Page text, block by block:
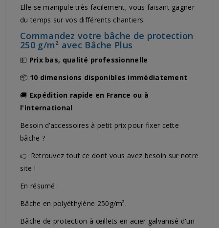
Elle se manipule très facilement, vous faisant gagner
du temps sur vos différents chantiers.
Commandez votre bâche de protection
250 g/m² avec Bâche Plus
💵 Prix bas, qualité professionnelle
📦 10 dimensions disponibles immédiatement
🚚 Expédition rapide en France ou à
l'international
Besoin d’accessoires à petit prix pour fixer cette
bâche ?
👉 Retrouvez tout ce dont vous avez besoin sur notre
site !
En résumé :
Bâche en polyéthylène 250g/m².
Bâche de protection à œillets en acier galvanisé d'un